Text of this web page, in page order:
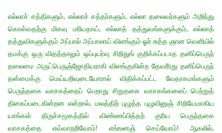
எல்லாச் சத்திகளும், எல்லாச் சத்தர்களும், எல்லா தலைவர்களும் அறிந்து
கொள்வதற்கு மிகவு மரியதாய், எல்லாத் தத்துவங்களுக்கும், எல்லாத்
தத்துவிகளுக்கும் அப்பால் அப்பாலாய் விளங்கும் ஓர் சுத்த ஞான வெளியில்
தமக்கு ஒரு விதத்தாலும் ஒப்புயர்வு சிறிதுங் குறிக்கப்படாத தனிப்பெருந்
தலைமை அருட்பெருஞ்ஜோதியராகி விளங்குகின்ற தேவரீரது தனிப்பெருந்
தன்மைக்கு மெய்யறிவுடையோரால் விதிக்கப்பட்ட வேதாகமங்களும்
பெருந்தகை வாசகத்தைப் பெறாது சிறுதகை வாசகங்களைப் பெற்றுத்
திகைப்படைகின்றன என்றால், மலத்திற் புழுத்த புழுவினுஞ் சிறியேமாகிய
யாங்கள் திருச்சமூகத்தில் விண்ணப்பித்தற் குரிய பெருந்தகை
வாசகத்தை எவ்வாறறிவோம்! எங்ஙனஞ் செய்வோம்! ஆகலில்,